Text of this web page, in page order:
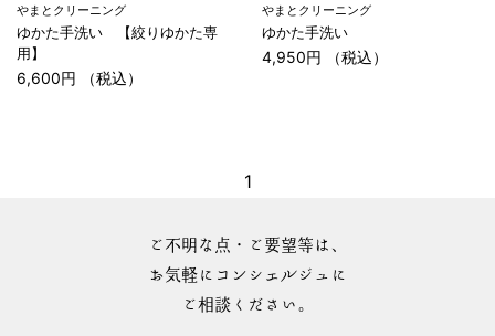
やまとクリーニング
ゆかた手洗い 【絞りゆかた専
用】
6,600円 （税込）
やまとクリーニング
ゆかた手洗い
4,950円 （税込）
1
ご不明な点・ご要望等は、
お気軽にコンシェルジュに
ご相談ください。